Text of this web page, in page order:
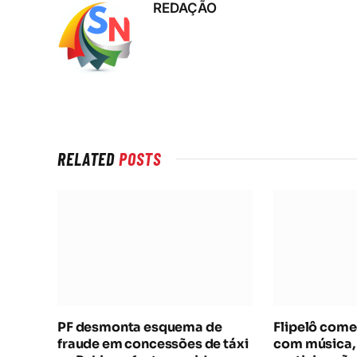
REDAÇÃO
RELATEDPOSTS
PF desmonta esquema de
fraude em concessões de táxi
Flipelô
com